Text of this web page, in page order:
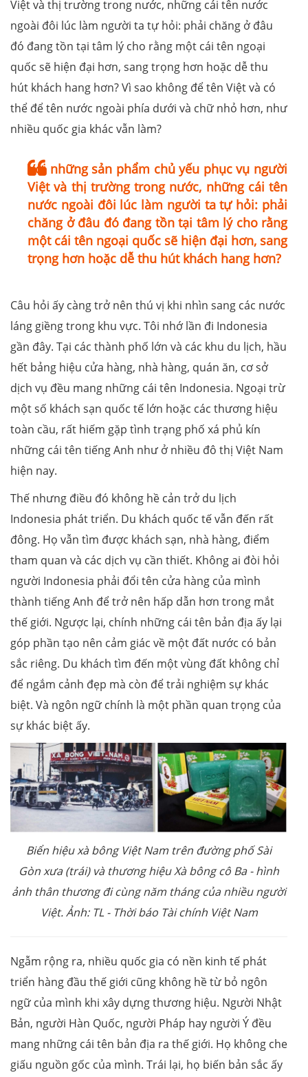
Việt và thị trường trong nước, những cái tên nước
ngoài đôi lúc làm người ta tự hỏi: phải chăng ở đâu
đó đang tồn tại tâm lý cho rằng một cái tên ngoại
quốc sẽ hiện đại hơn, sang trọng hơn hoặc dễ thu
hút khách hang hơn? Vì sao không để tên Việt và có
thể để tên nước ngoài phía dưới và chữ nhỏ hơn, như
nhiều quốc gia khác vẫn làm?
Với những sản phẩm chủ yếu phục vụ người
Việt và thị trường trong nước, những cái tên
nước ngoài đôi lúc làm người ta tự hỏi: phải
chăng ở đâu đó đang tồn tại tâm lý cho rằng
một cái tên ngoại quốc sẽ hiện đại hơn, sang
trọng hơn hoặc dễ thu hút khách hang hơn?
Câu hỏi ấy càng trở nên thú vị khi nhìn sang các nước
láng giềng trong khu vực. Tôi nhớ lần đi Indonesia
gần đây. Tại các thành phố lớn và các khu du lịch, hầu
hết bảng hiệu cửa hàng, nhà hàng, quán ăn, cơ sở
dịch vụ đều mang những cái tên Indonesia. Ngoại trừ
một số khách sạn quốc tế lớn hoặc các thương hiệu
toàn cầu, rất hiếm gặp tình trạng phố xá phủ kín
những cái tên tiếng Anh như ở nhiều đô thị Việt Nam
hiện nay.
Thế nhưng điều đó không hề cản trở du lịch
Indonesia phát triển. Du khách quốc tế vẫn đến rất
đông. Họ vẫn tìm được khách sạn, nhà hàng, điểm
tham quan và các dịch vụ cần thiết. Không ai đòi hỏi
người Indonesia phải đổi tên cửa hàng của mình
thành tiếng Anh để trở nên hấp dẫn hơn trong mắt
thế giới. Ngược lại, chính những cái tên bản địa ấy lại
góp phần tạo nên cảm giác về một đất nước có bản
sắc riêng. Du khách tìm đến một vùng đất không chỉ
để ngắm cảnh đẹp mà còn để trải nghiệm sự khác
biệt. Và ngôn ngữ chính là một phần quan trọng của
sự khác biệt ấy.
Biển hiệu xà bông Việt Nam trên đường phố Sài
Gòn xưa (trái) và thương hiệu Xà bông cô Ba - hình
ảnh thân thương đi cùng năm tháng của nhiều người
Việt. Ảnh: TL - Thời báo Tài chính Việt Nam
Ngẫm rộng ra, nhiều quốc gia có nền kinh tế phát
triển hàng đầu thế giới cũng không hề từ bỏ ngôn
ngữ của mình khi xây dựng thương hiệu. Người Nhật
Bản, người Hàn Quốc, người Pháp hay người Ý đều
mang những cái tên bản địa ra thế giới. Họ không che
giấu nguồn gốc của mình. Trái lại, họ biến bản sắc ấy